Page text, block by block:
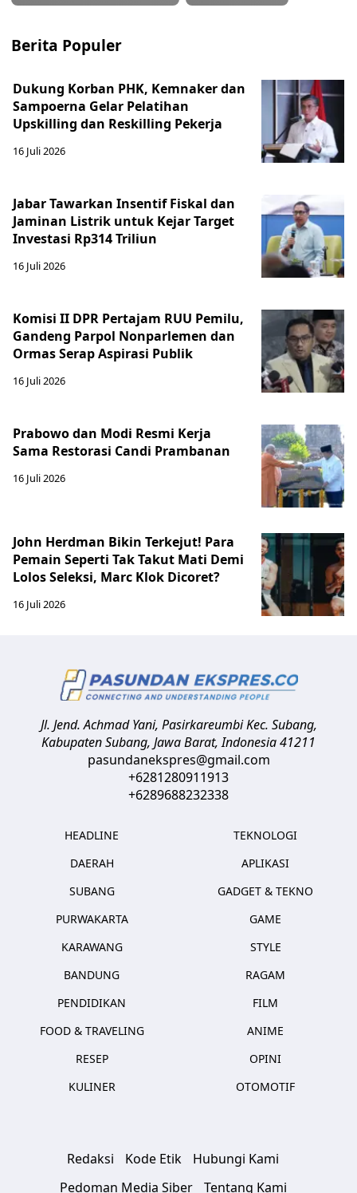
Berita Populer
Dukung Korban PHK, Kemnaker dan
Sampoerna Gelar Pelatihan
Upskilling dan Reskilling Pekerja
16 Juli 2026
Jabar Tawarkan Insentif Fiskal dan
Jaminan Listrik untuk Kejar Target
Investasi Rp314 Triliun
16 Juli 2026
Komisi II DPR Pertajam RUU Pemilu,
Gandeng Parpol Nonparlemen dan
Ormas Serap Aspirasi Publik
16 Juli 2026
Prabowo dan Modi Resmi Kerja
Sama Restorasi Candi Prambanan
16 Juli 2026
John Herdman Bikin Terkejut! Para
Pemain Seperti Tak Takut Mati Demi
Lolos Seleksi, Marc Klok Dicoret?
16 Juli 2026
Jl. Jend. Achmad Yani, Pasirkareumbi Kec. Subang,
Kabupaten Subang, Jawa Barat,Indonesia41211
pasundanekspres@gmail.com
+6281280911913
+6289688232338
HEADLINE
DAERAH
SUBANG
PURWAKARTA
KARAWANG
BANDUNG
PENDIDIKAN
FOOD & TRAVELING
RESEP
KULINER
TEKNOLOGI
APLIKASI
GADGET & TEKNO
GAME
STYLE
RAGAM
FILM
ANIME
OPINI
OTOMOTIF
Redaksi Kode Etik
Hubungi Kami
Pedoman Media Siber
Tentang Kami